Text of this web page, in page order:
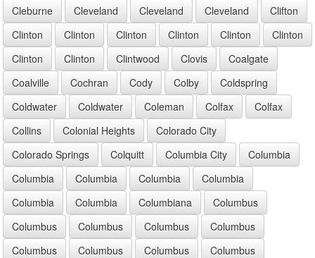
Cleburne
Cleveland Cleveland Cleveland
Clifton
Clinton
Clinton Clinton Clinton Clinton
Clinton
Clinton
Clinton Clintwood Clovis
Coalgate
Coalville
Cochran Cody Colby
Coldspring
Coldwater
Coldwater Coleman Colfax
Colfax
Collins
Colonial Heights
Colorado City
Colorado Springs
Colquitt Columbia City
Columbia
Columbia
Columbia Columbia
Columbia
Columbia
Columbia Columbiana
Columbus
Columbus
Columbus Columbus
Columbus
Columbus
Columbus Columbus
Columbus